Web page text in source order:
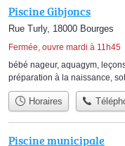
Piscine Gibjoncs
Rue Turly, 18000 Bourges
Fermée, ouvre mardi à 11h45
bébé nageur, aquagym,
préparation à la naissance,
Horaires
Piscine municipale